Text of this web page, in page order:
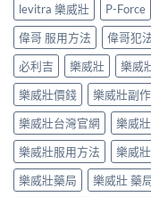
levitra 樂威壯 P-Force
偉哥 服用方法
偉哥犯
必利吉
樂威壯 樂威
樂威壯價錢
樂威壯副
樂威壯台灣官網
樂威
樂威壯服用方法
樂威
樂威壯藥局
樂威壯 藥